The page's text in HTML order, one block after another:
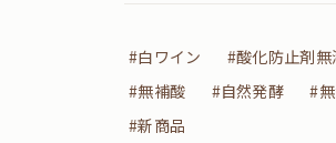
#白ワイン #酸化防止剤無
#無補酸
#自然発酵 #
#新商品